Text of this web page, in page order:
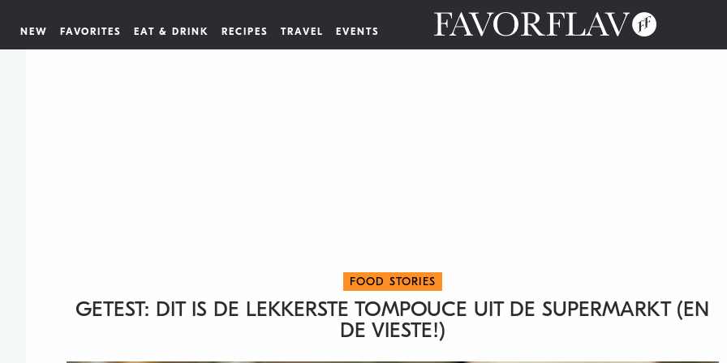
NEW FAVORITES EAT & DRINK RECIPES TRAVEL EVENTS
FOOD STORIES
GETEST: DIT IS DE LEKKERSTE TOMPOUCE UIT DE SUPERMARKT (EN
DE VIESTE!)